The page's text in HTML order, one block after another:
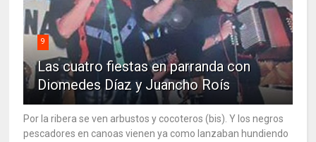
9
Las cuatro fiestas en parranda con
Diomedes Díaz y Juancho Roís
Por la ribera se ven arbustos y cocoteros (bis). Y los negros
pescadores en canoas vienen ya como lanzaban hundiendo